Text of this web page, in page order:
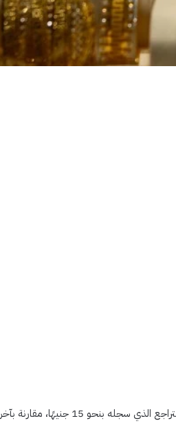
استقر سعر الذهب خلال التعاملات المسائية اليوم السبت 28 يونيو 2026، بعد التراجع الذي سجله بنحو 15 جنيهًا، مقارنة بآخر